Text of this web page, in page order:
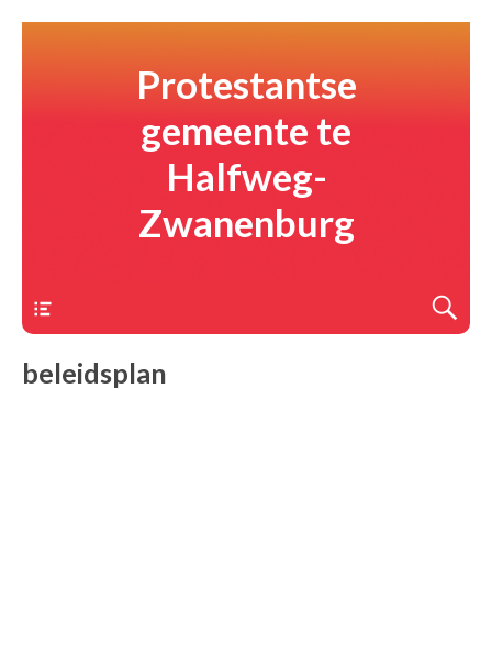
Protestantse
gemeente te
Halfweg-
Zwanenburg
beleidsplan